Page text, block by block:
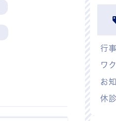
行事
ワ
お
休診